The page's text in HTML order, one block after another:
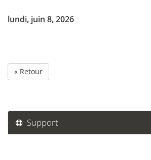
lundi, juin 8, 2026
« Retour
Support